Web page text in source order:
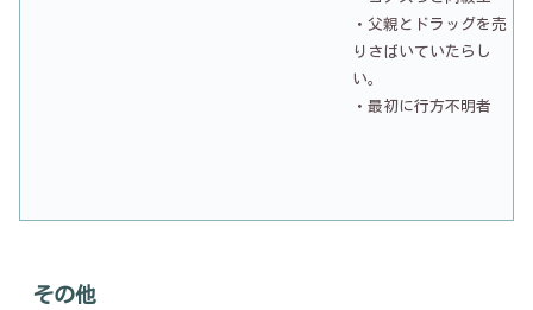
・父親とドラッグを売
りさばいていたらし
い。
・最初に行方不明者
その他